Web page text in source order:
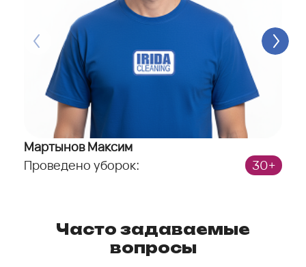
Мартынов Максим
Проведено уборок:
30+
Часто задаваемые
вопросы